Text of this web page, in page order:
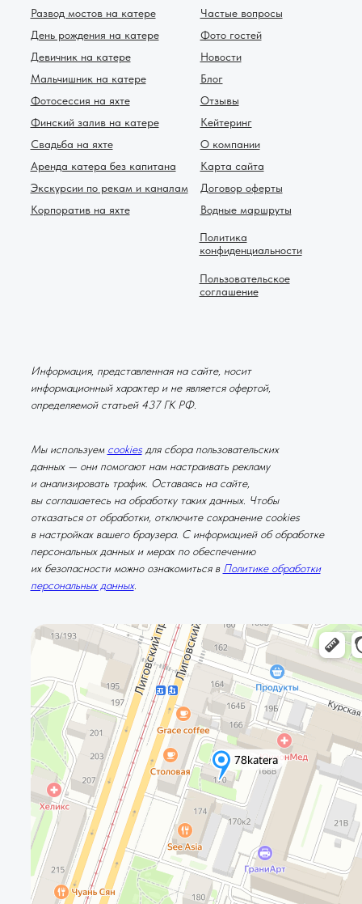
Развод мостов на катере
День рождения на катере
Девичник на катере
Мальчишник на катере
Фотосессия на яхте
Финский залив на катере
Свадьба на яхте
Аренда катера без капитана
Экскурсии по рекам и каналам
Корпоратив на яхте
Пользовательское
соглашение
Политика
конфиденциальности
Договор оферты
Водные маршруты
Блог
Частые вопросы
Фото гостей
Новости
Отзывы
Кейтеринг
О компании
Карта сайта
Мы используем cookiesдля сбора пользовательских
данных — они помогают нам настраивать рекламу
и анализировать трафик. Оставаясь на сайте,
вы соглашаетесь на обработку таких данных. Чтобы
отказаться от обработки, отключите сохранение cookies
в настройках вашего браузера. С информацией об обработке
персональных данных и мерах по обеспечению
их безопасности можно ознакомиться в Политике обработки
персональных данных.
Информация, представленная на сайте, носит
информационный характер и не является офертой,
определяемой статьей 437 ГК РФ.